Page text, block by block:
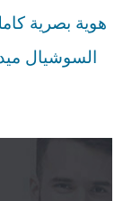
هوية بصرية
السوشيال